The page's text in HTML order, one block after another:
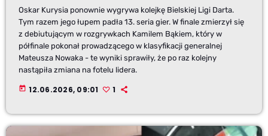
Oskar Kurysia ponownie wygrywa kolejkę Bielskiej Ligi Darta.
Tym razem jego łupem padła 13. seria gier. W finale zmierzył się
z debiutującym w rozgrywkach Kamilem Bąkiem, który w
półfinale pokonał prowadzącego w klasyfikacji generalnej
Mateusza Nowaka - te wyniki sprawiły, że po raz kolejny
nastąpiła zmiana na fotelu lidera.
today 12.06.2026, 09:01 1